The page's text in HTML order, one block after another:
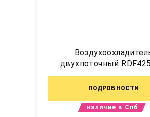
двухпоточный
ПОДРОБНОСТИ
наличие в Спб